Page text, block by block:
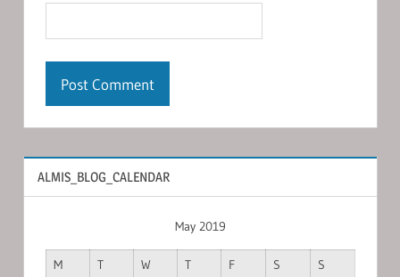
ALMIS_BLOG_CALENDAR
May 2019
M T W T F S
S